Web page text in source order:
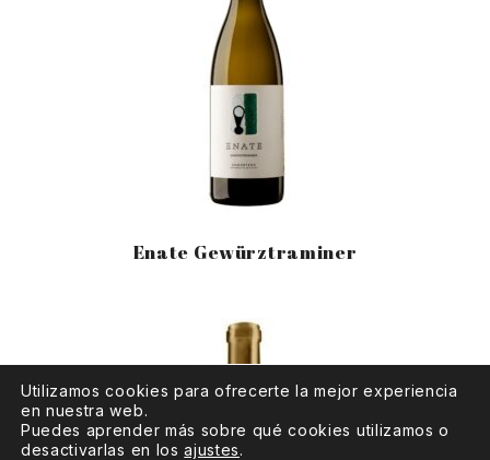
Enate Gewürztraminer
Utilizamos cookies para ofrecerte la mejor experiencia
en nuestra web.
Puedes aprender más sobre qué cookies utilizamos o
desactivarlas en losajustes.